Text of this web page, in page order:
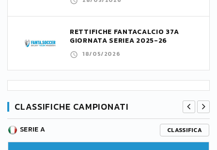
RETTIFICHE FANTACALCIO 37A
GIORNATA SERIEA 2025-26
18/05/2026
CLASSIFICHE CAMPIONATI
SERIE A CLASSIFICA